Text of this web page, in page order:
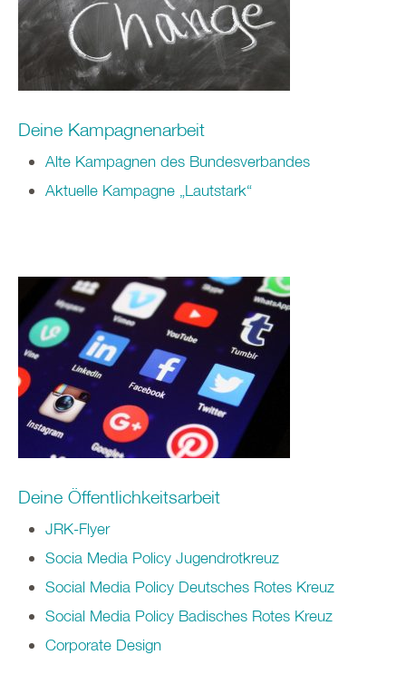
Deine Kampagnenarbeit
Alte Kampagnen des Bundesverbandes
Aktuelle Kampagne „Lautstark“
Deine Öffentlichkeitsarbeit
JRK-Flyer
Socia Media Policy Jugendrotkreuz
Social Media Policy Deutsches Rotes Kreuz
Social Media Policy Badisches Rotes Kreuz
Corporate Design